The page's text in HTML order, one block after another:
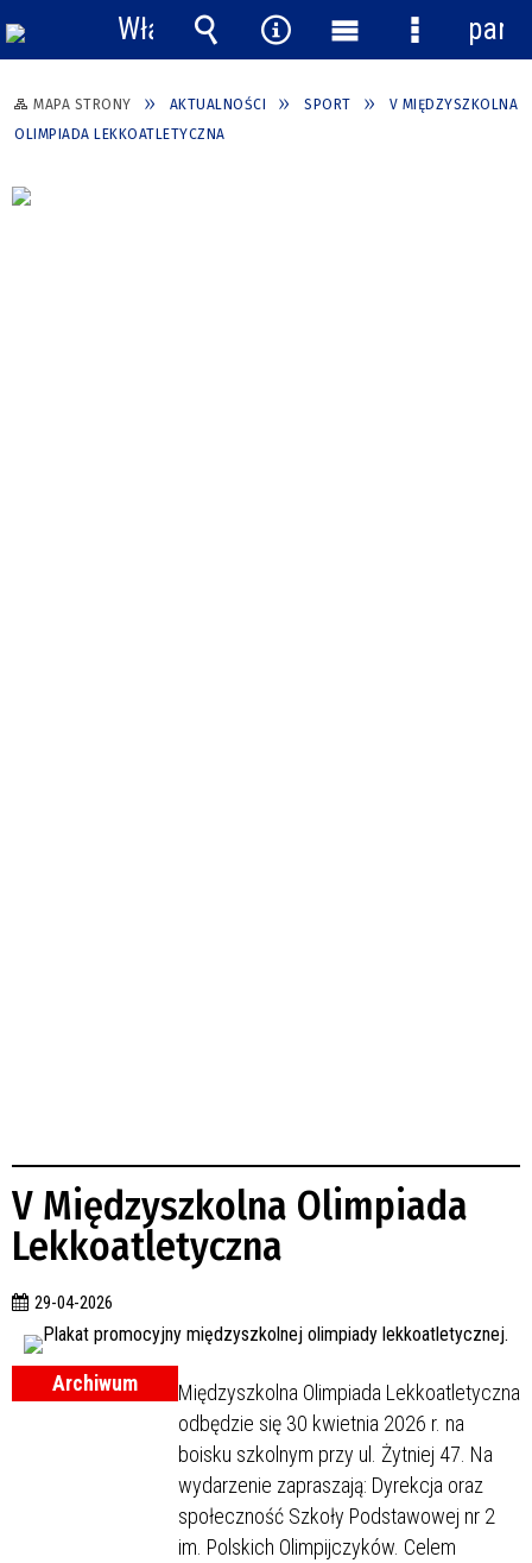
MAPA STRONY AKTUALNOŚCI SPORT
V MIĘDZYSZKOLNA
OLIMPIADA LEKKOATLETYCZNA
V Międzyszkolna Olimpiada
Lekkoatletyczna
29-04-2026
Archiwum
Międzyszkolna Olimpiada Lekkoatletyczna
odbędzie się 30 kwietnia 2026 r. na
boisku szkolnym przy ul. Żytniej 47. Na
wydarzenie zapraszają: Dyrekcja oraz
społeczność Szkoły Podstawowej nr 2
im. Polskich Olimpijczyków. Celem
Włącz
powiadomienia
Wyszukiwarka
Narzędzia
Menu
główne
Menu
panel